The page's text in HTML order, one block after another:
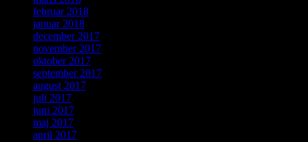
februar 2018
januar 2018
december 2017
november 2017
oktober 2017
september 2017
august 2017
juli 2017
juni 2017
maj 2017
april 2017